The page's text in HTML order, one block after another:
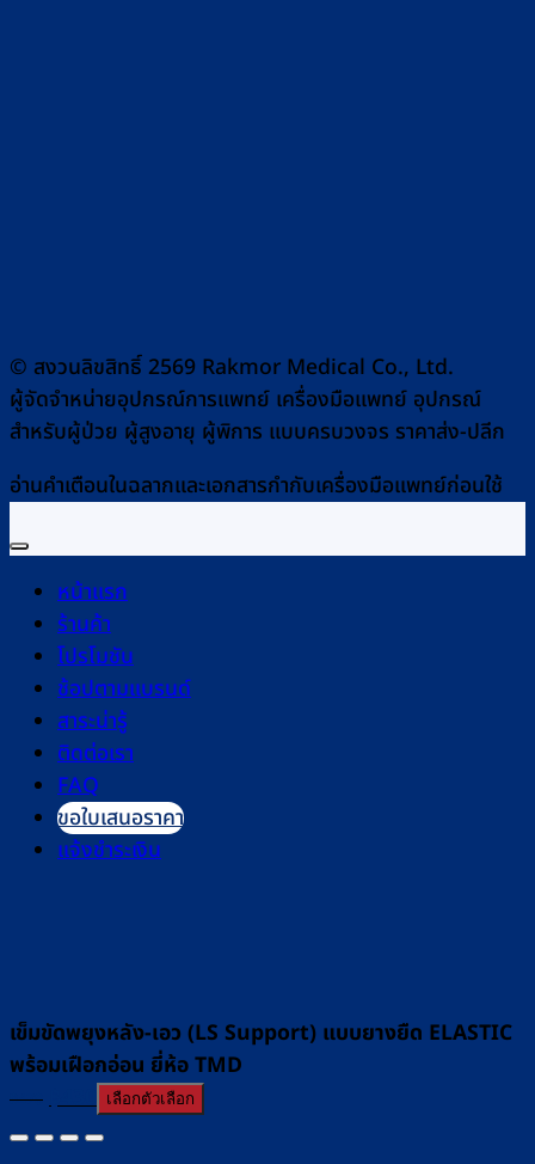
© สงวนลิขสิทธิ์ 2569 Rakmor Medical Co., Ltd.
ผู้จัดจำหน่ายอุปกรณ์การแพทย์ เครื่องมือแพทย์ อุปกรณ์
สำหรับผู้ป่วย ผู้สูงอายุ ผู้พิการ แบบครบวงจร ราคาส่ง-ปลีก
อ่านคำเตือนในฉลากและเอกสารกำกับเครื่องมือแพทย์ก่อนใช้
หน้าแรก
ร้านค้า
โปรโมชัน
ช้อปตามแบรนด์
สาระน่ารู้
ติดต่อเรา
FAQ
ขอใบเสนอราคา
แจ้งชำระเงิน
เข็มขัดพยุงหลัง-เอว (LS Support) แบบยางยืด ELASTIC
พร้อมเฝือกอ่อน ยี่ห้อ TMD
฿470
Original
price
฿430Current
price
เลือกตัวเลือก